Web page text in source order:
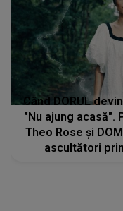
Theo Rose și
ascultători
REGĂSIRI, iar
trece prin
"Pentru toți cei
departe ca să